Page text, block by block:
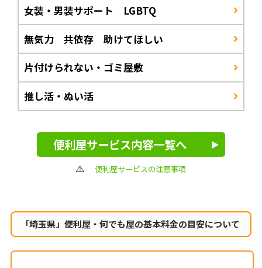
女装・男装サポート LGBTQ
無気力 共依存 助けてほしい
片付けられない・ゴミ屋敷
推し活・ぬい活
便利屋サービス内容一覧へ
便利屋サービスの注意事項
「埼玉県」便利屋・何でも屋の基本料金の目安について